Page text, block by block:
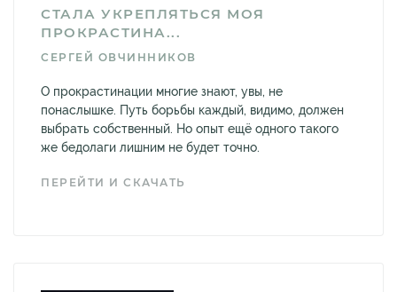
СТАЛА УКРЕПЛЯТЬСЯ МОЯ
ПРОКРАСТИНА...
СЕРГЕЙ ОВЧИННИКОВ
О прокрастинации многие знают, увы, не
понаслышке. Путь борьбы каждый, видимо, должен
выбрать собственный. Но опыт ещё одного такого
же бедолаги лишним не будет точно.
ПЕРЕЙТИ И СКАЧАТЬ